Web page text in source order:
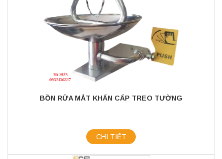
BỒN RỬA MẮT KHẨN CẤP TREO TƯỜNG
CHI TIẾT